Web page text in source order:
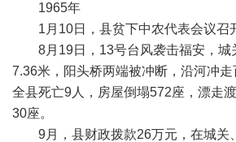
1965年
1月10日，县贫下中农代表会议召
8月19日，13号台风袭击福安，城
7.36米，阳头桥两端被冲断，沿河冲走
全县死亡9人，房屋倒塌572座，漂走
30座。
9月，县财政拨款26万元，在城关